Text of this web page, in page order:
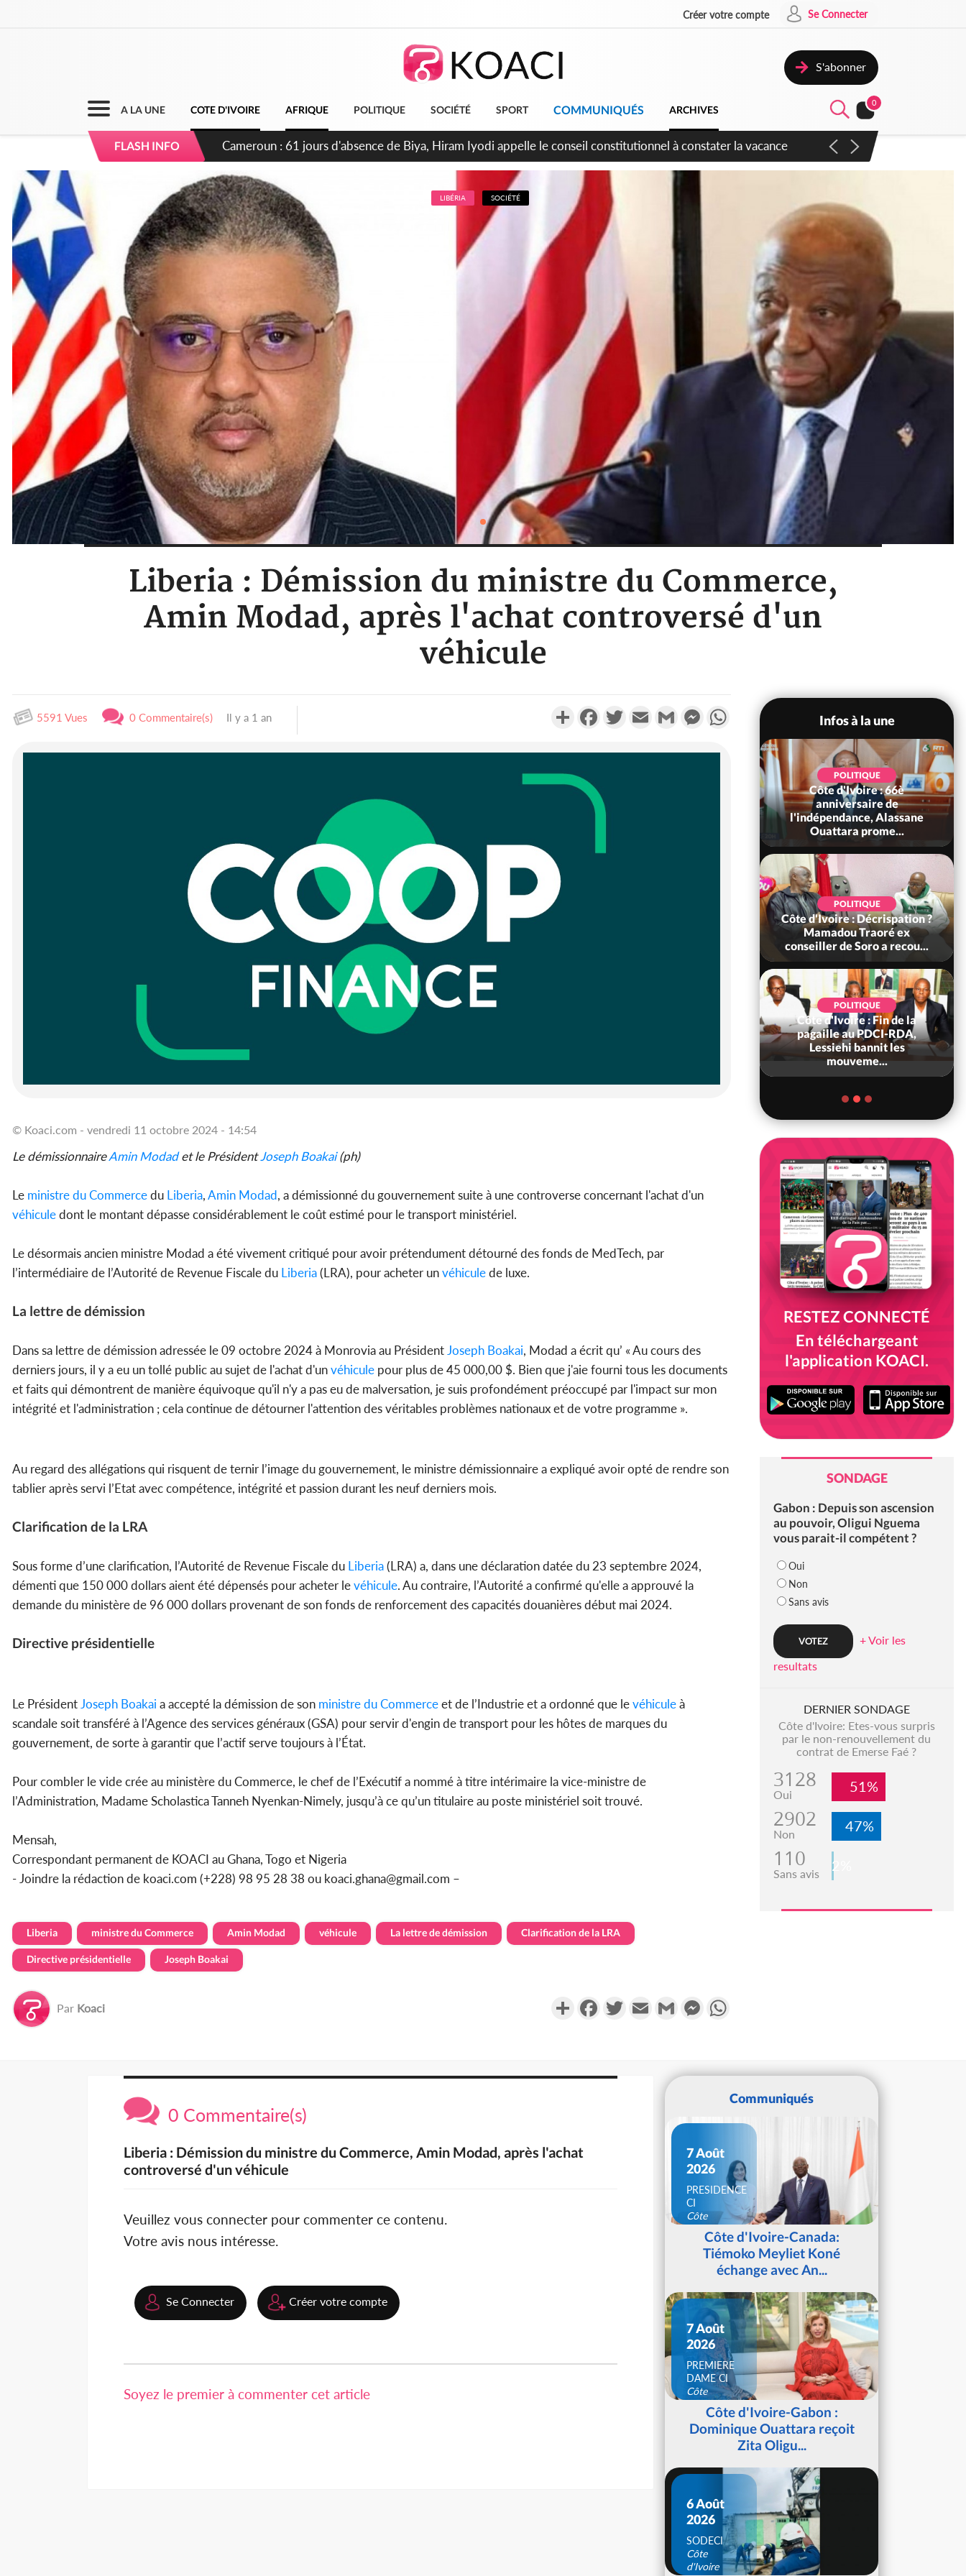
Créer votre compte Se Connecter
S'abonner
A LA UNE COTE D'IVOIRE AFRIQUE POLITIQUE SOCIÉTÉ SPORT COMMUNIQUÉS ARCHIVES
0
FLASH INFO Côte d'Ivoire : Fin de la pagaille au PDCI-RDA, Lessiehi bannit les mouvements sauvages
LIBÉRIA SOCIÉTÉ
Liberia : Démission du ministre du Commerce,
Amin Modad, après l'achat controversé d'un
véhicule
5591 Vues 0 Commentaire(s) Il y a 1 an PartagerFacebookTwitterEmail Gmail MessengerWhatsApp
© Koaci.com - vendredi 11 octobre 2024 - 14:54
Le démissionnaireAmin Modadet le PrésidentJoseph Boakai(ph)
Le ministre du Commercedu Liberia,Amin Modad, a démissionné du gouvernement suite à une controverse concernant l'achat d'un
véhiculedont le montant dépasse considérablement le coût estimé pour le transport ministériel.
Le désormais ancien ministre Modad a été vivement critiqué pour avoir prétendument détourné des fonds de MedTech, par
l’intermédiaire de l’Autorité de Revenue Fiscale du Liberia(LRA), pour acheter unvéhiculede luxe.
La lettre de démission
Dans sa lettre de démission adressée le 09 octobre 2024 à Monrovia au PrésidentJoseph Boakai, Modad a écrit qu’ « Au cours des
derniers jours, il y a eu un tollé public au sujet de l'achat d'unvéhicule pour plus de 45 000,00 $. Bien que j'aie fourni tous les documents
et faits qui démontrent de manière équivoque qu'il n'y a pas eu de malversation, je suis profondément préoccupé par l'impact sur mon
intégrité et l'administration ; cela continue de détourner l'attention des véritables problèmes nationaux et de votre programme ».
Au regard des allégations qui risquent de ternir l’image du gouvernement, le ministre démissionnaire a expliqué avoir opté de rendre son
tablier après servi l’Etat avec compétence, intégrité et passion durant les neuf derniers mois.
Clarification de la LRA
Sous forme d’une clarification, l’Autorité de Revenue Fiscale du Liberia(LRA) a, dans une déclaration datée du 23 septembre 2024,
démenti que 150 000 dollars aient été dépensés pour acheter levéhicule. Au contraire, l’Autorité a confirmé qu'elle a approuvé la
demande du ministère de 96 000 dollars provenant de son fonds de renforcement des capacités douanières début mai 2024.
Directive présidentielle
Le PrésidentJoseph Boakai a accepté la démission de son ministre du Commerceet de l’Industrie et a ordonné que levéhiculeà
scandale soit transféré à l’Agence des services généraux (GSA) pour servir d'engin de transport pour les hôtes de marques du
gouvernement, de sorte à garantir que l’actif serve toujours à l’État.
Pour combler le vide crée au ministère du Commerce, le chef de l’Exécutif a nommé à titre intérimaire la vice-ministre de
l’Administration, Madame Scholastica Tanneh Nyenkan-Nimely, jusqu’à ce qu’un titulaire au poste ministériel soit trouvé.
Mensah,
Correspondant permanent de KOACI au Ghana, Togo et Nigeria
- Joindre la rédaction de koaci.com (+228) 98 95 28 38 ou koaci.ghana@gmail.com –
Liberia ministre du Commerce Amin Modad véhicule La lettre de démission Clarification de la LRA
Directive présidentielle Joseph Boakai
Par Koaci PartagerFacebookTwitterEmail Gmail Messenger
Infos à la une
d'absence de Biya, Hiram
Iyodi appelle le conseil
POLITIQUE
Côte d'Ivoire : 66è
anniversaire de
l'indépendance, Alassane
Ouattara prome...
POLITIQUE
Côte d'Ivoire : Décrispation ?
Mamadou Traoré ex
conseiller de Soro a recou...
POLITIQUE
Côte d'Ivoire : Fin de la
pagaille au PDCI-RDA,
Lessiehi bannit les
mouveme...
RESTEZ CONNECTÉ
En téléchargeant
l'application KOACI.
SONDAGE
Gabon : Depuis son ascension
au pouvoir, Oligui Nguema
vous parait-il compétent ?
Oui
Non
Sans avis
+ Voir les
resultats
DERNIER SONDAGE
Côte d'Ivoire: Etes-vous surpris
par le non-renouvellement du
contrat de Emerse Faé ?
3128
Oui 51%
2902
Non 47%
110
Sans avis 2%
0 Commentaire(s)
Liberia : Démission du ministre du Commerce, Amin Modad, après l'achat
controversé d'un véhicule
Veuillez vous connecter pour commenter ce contenu.
Votre avis nous intéresse.
Se Connecter Créer votre compte
Soyez le premier à commenter cet article
Communiqués
7 Août
2026
PRESIDENCE
CI
Côte
d'IvoireCôte d'Ivoire-Canada:
Tiémoko Meyliet Koné
échange avec An...
7 Août
2026
PREMIERE
DAME CI
Côte
d'IvoireCôte d'Ivoire-Gabon :
Dominique Ouattara reçoit
Zita Oligu...
6 Août
2026
SODECI
Côte
d'Ivoire